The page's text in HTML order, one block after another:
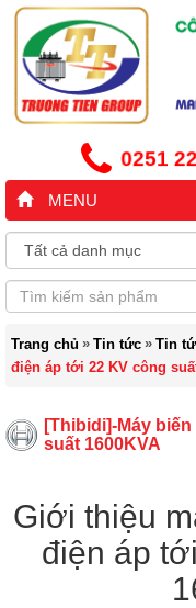
0251
MENU
Trang chủ » Tin tức » Tin
điện áp tới 22 KV công
[Thibidi]-Máy
suất 1600KVA
Giới thiệu
điện áp